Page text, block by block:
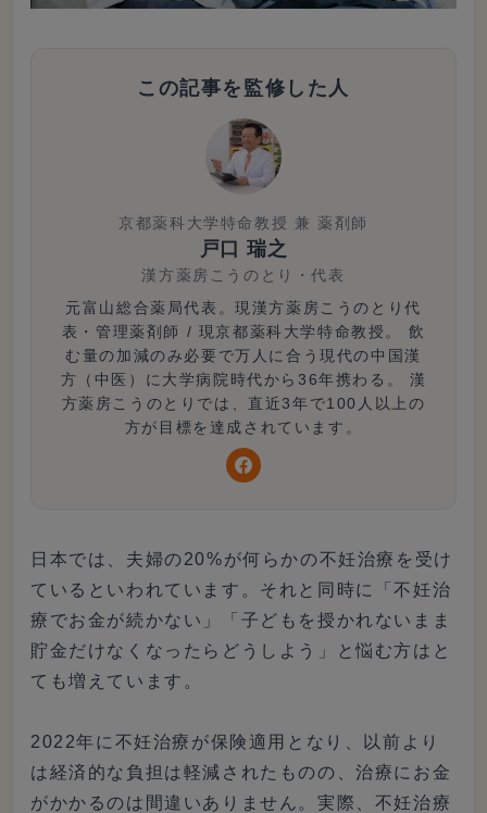
この記事を監修した人
京都薬科大学特命教授 兼 薬剤師
戸口 瑞之
漢方薬房こうのとり ・代表
元富山総合薬局代表。現漢方薬房こうのとり代
表・管理薬剤師 / 現京都薬科大学特命教授。 飲
む量の加減のみ必要で万人に合う現代の中国漢
方（中医）に大学病院時代から36年携わる。 漢
方薬房こうのとりでは、直近3年で100人以上の
方が目標を達成されています。
日本では、夫婦の20%が何らかの不妊治療を受け
ているといわれています。それと同時に「不妊治
療でお金が続かない」「子どもを授かれないまま
貯金だけなくなったらどうしよう」と悩む方はと
ても増えています。
2022年に不妊治療が保険適用となり、以前より
は経済的な負担は軽減されたものの、治療にお金
がかかるのは間違いありません。実際、不妊治療